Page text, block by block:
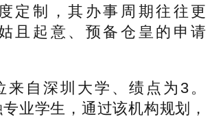
定制，其办事周期往往更
且起意、预备仓皇的申请
深圳大学、绩点为3。
业学生，通过该机构规划，